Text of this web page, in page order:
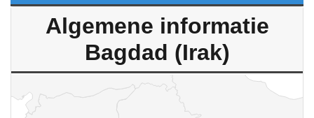
Algemene informatie
Bagdad (Irak)